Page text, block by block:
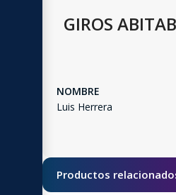
GIROS
NOMBRE
Luis Herrera
Productos